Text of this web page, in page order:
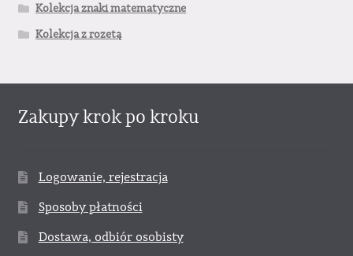
Kolekcja znaki matematyczne
Kolekcja z rozetą
Zakupy krok po kroku
Logowanie, rejestracja
Sposoby płatności
Dostawa, odbiór osobisty